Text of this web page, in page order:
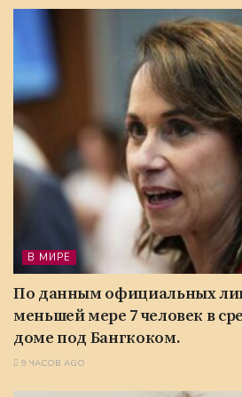
В МИРЕ
По данным официальных
меньшей мере 7 человек в
доме под Бангкоком.
9 ЧАСОВ AGO